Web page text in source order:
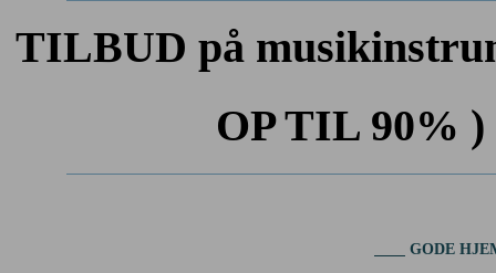
TILBUD på
OP TIL 90%
GODE